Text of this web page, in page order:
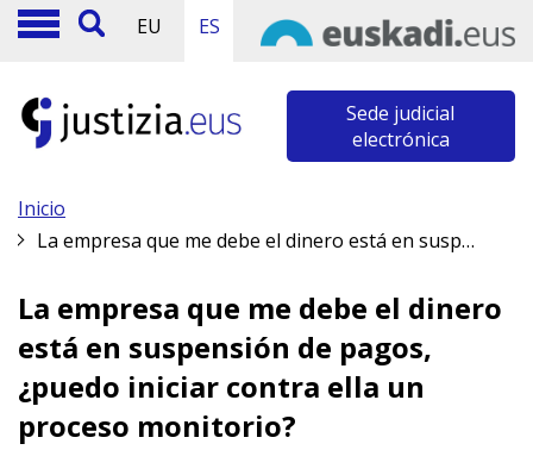
EU ES
Sede judicial
electrónica
Inicio
La empresa que me debe el dinero está en suspensión de pagos, ¿puedo iniciar contra ella un proceso monitorio?
La empresa que me debe el dinero
está en suspensión de pagos,
¿puedo iniciar contra ella un
proceso monitorio?